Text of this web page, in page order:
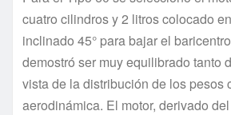
cuatro cilindros y 2 litros colocado
inclinado 45° para bajar el
demostró ser muy equilibrado tanto
vista de la distribución de los pesos
aerodinámica. El motor, derivado